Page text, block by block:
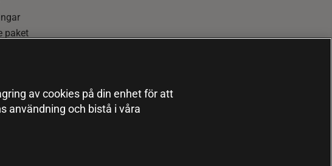
paket
av cookies på din enhet för att
användning och bistå i våra